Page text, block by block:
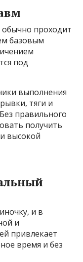
обычно проходит
базовым
под
выполнения
тяги и
правильного
получить
высокой
и в
и
привлекает
время и без